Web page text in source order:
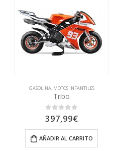
GASOLINA, MOTOS INFANTILES
Tribo
0out of 5
397,99€
AÑADIR AL CARRITO